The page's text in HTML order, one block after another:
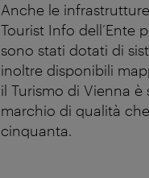
Anche le
Tourist Info dell’Ente
sono stati dotati di
inoltre disponibili
il Turismo di Vienna
marchio di qualità
cinquanta.